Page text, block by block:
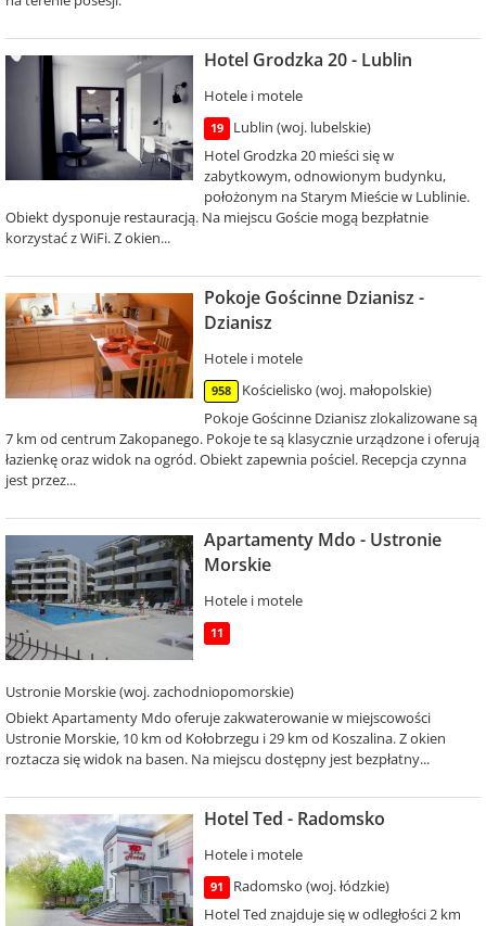
Hotel Grodzka 20 - Lublin
Hotele i motele
19
Lublin (woj. lubelskie)
Hotel Grodzka 20 mieści się w
zabytkowym, odnowionym budynku,
położonym na Starym Mieście w Lublinie.
Obiekt dysponuje restauracją. Na miejscu Goście mogą bezpłatnie
korzystać z WiFi. Z okien...
Pokoje Gościnne Dzianisz -
Dzianisz
Hotele i motele
958
Kościelisko (woj. małopolskie)
Pokoje Gościnne Dzianisz zlokalizowane są
7 km od centrum Zakopanego. Pokoje te są klasycznie urządzone i oferują
łazienkę oraz widok na ogród. Obiekt zapewnia pościel. Recepcja czynna
jest przez...
Apartamenty Mdo - Ustronie
Morskie
Hotele i motele
11
Ustronie Morskie (woj. zachodniopomorskie)
Obiekt Apartamenty Mdo oferuje zakwaterowanie w miejscowości
Ustronie Morskie, 10 km od Kołobrzegu i 29 km od Koszalina. Z okien
roztacza się widok na basen. Na miejscu dostępny jest bezpłatny...
Hotel Ted - Radomsko
Hotele i motele
91
Radomsko (woj. łódzkie)
Hotel Ted znajduje się w odległości 2 km